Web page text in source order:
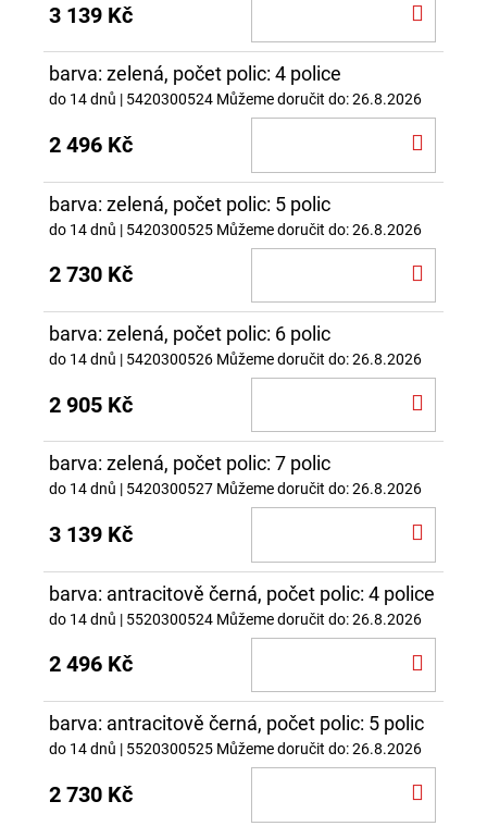
3 139 Kč
barva: zelená, počet polic: 4 police
do 14 dnů | 5420300524 Můžeme doručit do:26.8.2026
2 496 Kč
barva: zelená, počet polic: 5 polic
do 14 dnů | 5420300525 Můžeme doručit do:26.8.2026
2 730 Kč
barva: zelená, počet polic: 6 polic
do 14 dnů | 5420300526 Můžeme doručit do:26.8.2026
2 905 Kč
barva: zelená, počet polic: 7 polic
do 14 dnů | 5420300527 Můžeme doručit do:26.8.2026
3 139 Kč
barva: antracitově černá, počet polic: 4 police
do 14 dnů | 5520300524 Můžeme doručit do:26.8.2026
2 496 Kč
barva: antracitově černá, počet polic: 5 polic
do 14 dnů | 5520300525 Můžeme doručit do:26.8.2026
2 730 Kč